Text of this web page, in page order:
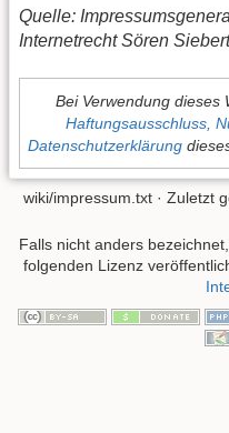
Quelle:
Internetrecht Sören Siebert
Bei Verwendung dieses
Haftungsausschluss,
Datenschutzerklärung
wiki/impressum.txt · Zuletzt
Falls nicht anders
folgenden Lizenz